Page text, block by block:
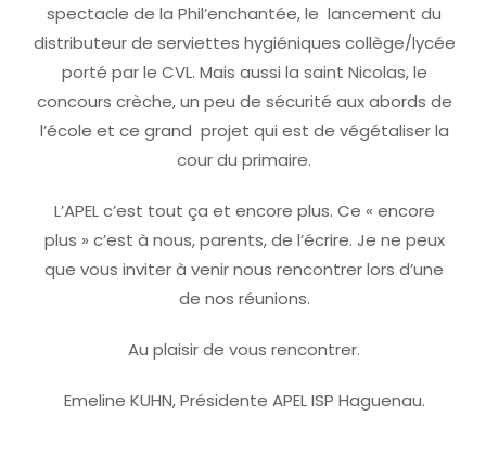
spectacle de la Phil’enchantée, le lancement du
distributeur de serviettes hygiéniques collège/lycée
porté par le CVL. Mais aussi la saint Nicolas, le
concours crèche, un peu de sécurité aux abords de
l’école et ce grand projet qui est de végétaliser la
cour du primaire.
L’APEL c’est tout ça et encore plus. Ce « encore
plus » c’est à nous, parents, de l’écrire. Je ne peux
que vous inviter à venir nous rencontrer lors d’une
de nos réunions.
Au plaisir de vous rencontrer.
Emeline KUHN, Présidente APEL ISP Haguenau.